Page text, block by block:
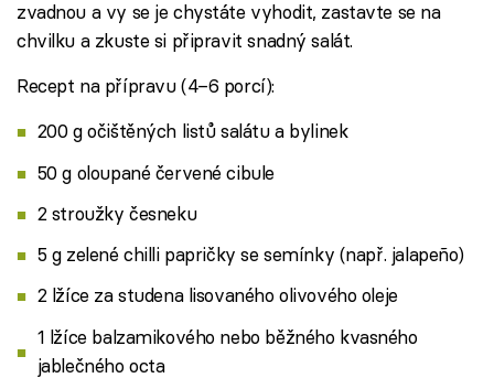
zvadnou a vy se je chystáte vyhodit, zastavte se na
chvilku a zkuste si připravit snadný salát.
Recept na přípravu (4–6 porcí):
200 g očištěných listů salátu a bylinek
50 g oloupané červené cibule
2 stroužky česneku
5 g zelené chilli papričky se semínky (např. jalapeño)
2 lžíce za studena lisovaného olivového oleje
1 lžíce balzamikového nebo běžného kvasného
jablečného octa